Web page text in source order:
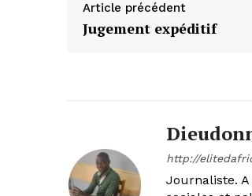
Article précédent
Jugement expéditif
http://
Journaliste.